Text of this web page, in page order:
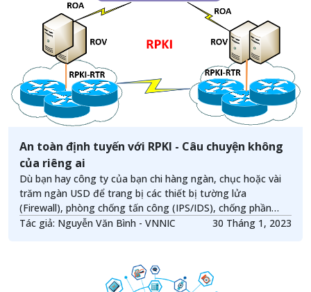
An toàn định tuyến với RPKI - Câu chuyện không
của riêng ai
Dù bạn hay công ty của bạn chi hàng ngàn, chục hoặc vài
trăm ngàn USD để trang bị các thiết bị tường lửa
(Firewall), phòng chống tấn công (IPS/IDS), chống phần
mềm độc hại (Anti Malware, Mail Gateway) ... để bảo mật
Tác giả: Nguyễn Văn Bình - VNNIC 30 Tháng 1, 2023